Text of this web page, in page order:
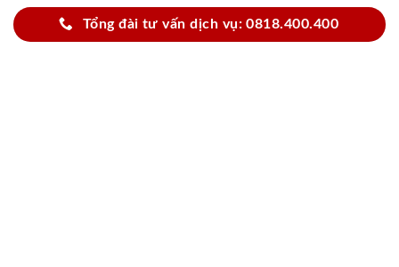
Tổng đài tư vấn dịch vụ: 0818.400.400